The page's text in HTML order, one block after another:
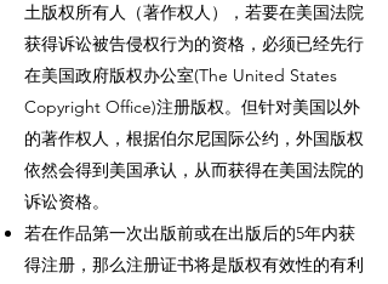
土版权所有人（著作权人），若要在美国法院
获得诉讼被告侵权行为的资格，必须已经先行
在美国政府版权办公室(The United States
Copyright Office)注册版权。但针对美国以外
的著作权人，根据伯尔尼国际公约，外国版权
依然会得到美国承认，从而获得在美国法院的
诉讼资格。
若在作品第一次出版前或在出版后的5年内获
得注册，那么注册证书将是版权有效性的有利